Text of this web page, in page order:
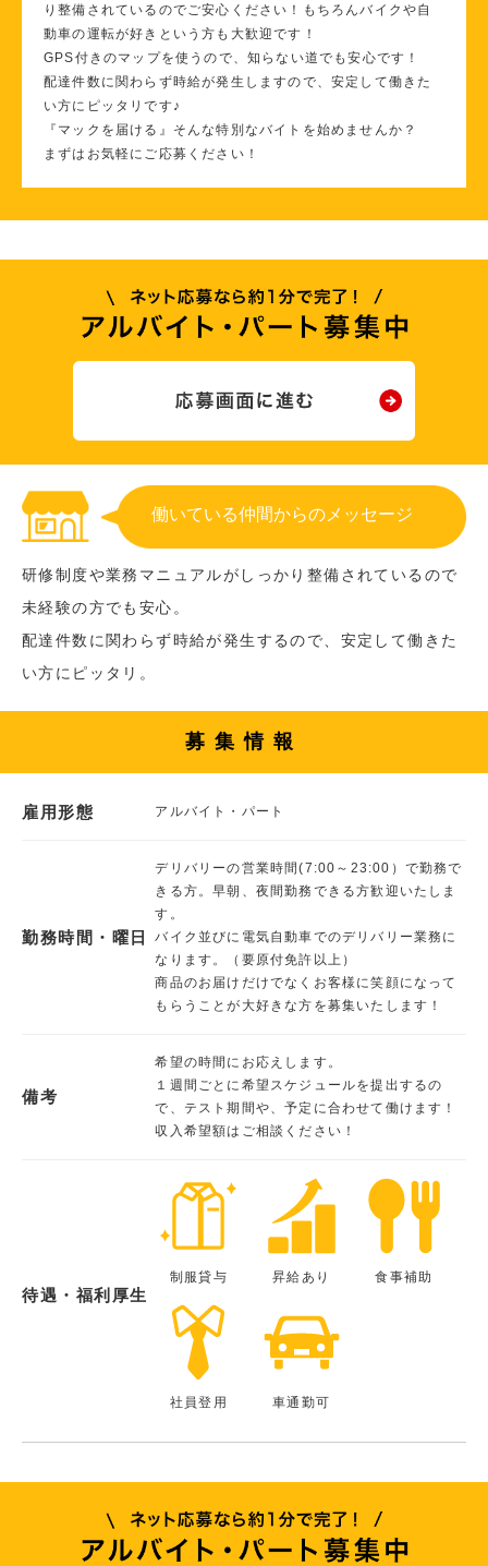
り整備されているのでご安心ください！もちろんバイクや自
動車の運転が好きという方も大歓迎です！
GPS付きのマップを使うので、知らない道でも安心です！
配達件数に関わらず時給が発生しますので、安定して働きた
い方にピッタリです♪
『マックを届ける』そんな特別なバイトを始めませんか？
まずはお気軽にご応募ください！
働いている仲間からのメッセージ
研修制度や業務マニュアルがしっかり整備されているので
未経験の方でも安心。
配達件数に関わらず時給が発生するので、安定して働きた
い方にピッタリ。
募集情報
雇用形態 アルバイト・パート
勤務時間・曜日
デリバリーの営業時間(7:00～23:00）で勤務で
きる方。早朝、夜間勤務できる方歓迎いたしま
す。
バイク並びに電気自動車でのデリバリー業務に
なります。（要原付免許以上）
商品のお届けだけでなくお客様に笑顔になって
もらうことが大好きな方を募集いたします！
備考
希望の時間にお応えします。
１週間ごとに希望スケジュールを提出するの
で、テスト期間や、予定に合わせて働けます！
収入希望額はご相談ください！
待遇・福利厚生
制服貸与 昇給あり 食事補助
社員登用 車通勤可